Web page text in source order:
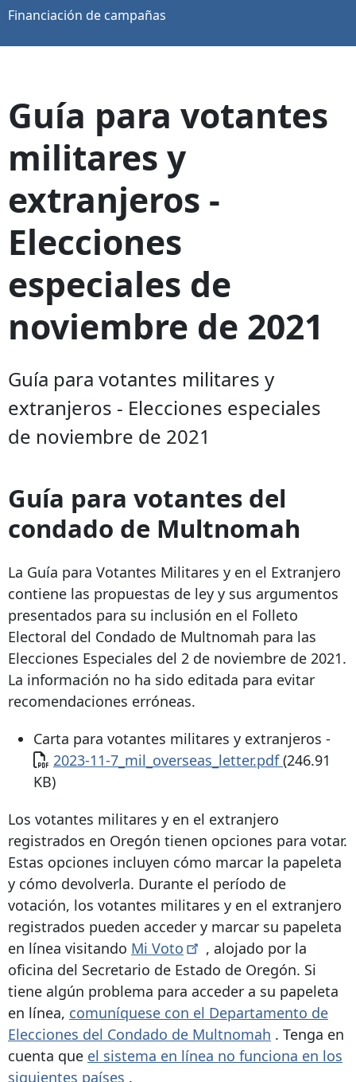
Financiación de campañas
Guía para votantes
militares y
extranjeros -
Elecciones
especiales de
noviembre de 2021
Guía para votantes militares y
extranjeros - Elecciones especiales
de noviembre de 2021
Guía para votantes del
condado de Multnomah
La Guía para Votantes Militares y en el Extranjero
contiene las propuestas de ley y sus argumentos
presentados para su inclusión en el Folleto
Electoral del Condado de Multnomah para las
Elecciones Especiales del 2 de noviembre de 2021.
La información no ha sido editada para evitar
recomendaciones erróneas.
Carta para votantes militares y extranjeros -
Documento
2023-11-7_mil_overseas_letter.pdf(246.91
KB)
Los votantes militares y en el extranjero
registrados en Oregón tienen opciones para votar.
Estas opciones incluyen cómo marcar la papeleta
y cómo devolverla. Durante el período de
votación, los votantes militares y en el extranjero
registrados pueden acceder y marcar su papeleta
en línea visitando Mi Voto
, alojado por la
oficina del Secretario de Estado de Oregón. Si
tiene algún problema para acceder a su papeleta
en línea, comuníquese con el Departamento de
Elecciones del Condado de Multnomah . Tenga en
cuenta que el sistema en línea no funciona en los
siguientes países .